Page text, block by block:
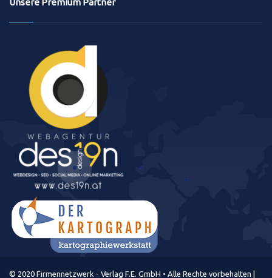
Unsere Premium Partner
© 2020 Firmennetzwerk - Verlag F.E. GmbH • Alle Rechte vorbehalten |